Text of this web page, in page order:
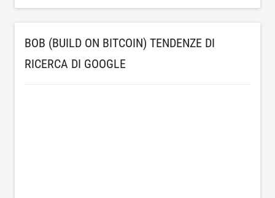
BOB (BUILD ON BITCOIN) TENDENZE DI
RICERCA DI GOOGLE